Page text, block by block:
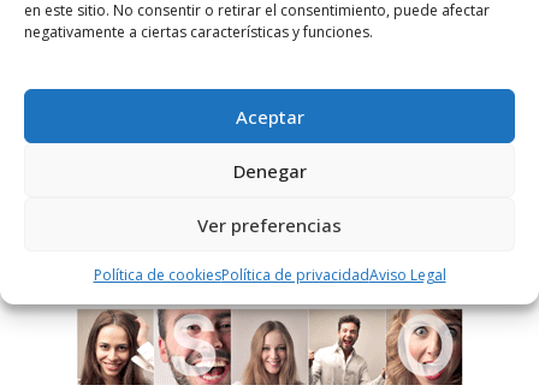
en este sitio. No consentir o retirar el consentimiento, puede afectar
negativamente a ciertas características y funciones.
Aceptar
Denegar
Ver preferencias
Política de cookiesPolítica de privacidadAviso Legal
aprobado.